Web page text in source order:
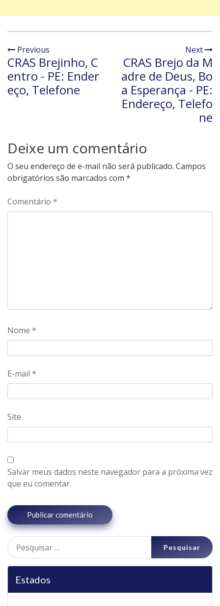
Previous
CRAS Brejinho, C
entro - PE: Ender
eço, Telefone
Next
CRAS Brejo da M
adre de Deus, Bo
a Esperança - PE:
Endereço, Telefo
ne
Deixe um comentário
O seu endereço de e-mail não será publicado. Campos
obrigatórios são marcados com *
Comentário *
Nome *
E-mail *
Site
Salvar meus dados neste navegador para a próxima vez
que eu comentar.
Pesquisar
por:
Estados